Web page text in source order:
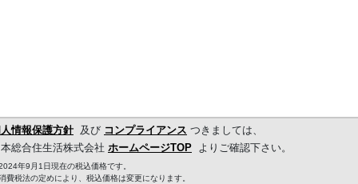
情報保護方針 及び コンプライアンス つきましては、
本総合住生活株式会社 ホームページTOP よりご確認下さい。
年9月1日現在の税込価格です。
費税法の定めにより、税込価格は変更になります。